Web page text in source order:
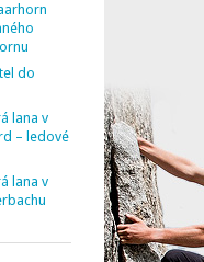
do
lana v
– ledové
lana v